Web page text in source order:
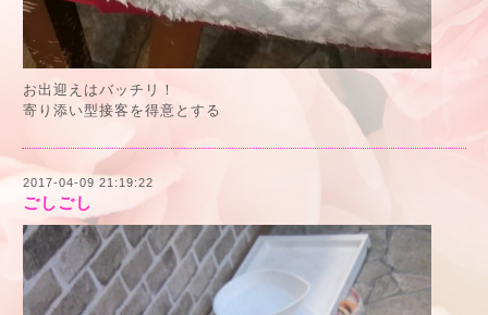
お出迎えはバッチリ！
寄り添い型接客を得意とする
2017-04-09 21:19:22
ごしごし